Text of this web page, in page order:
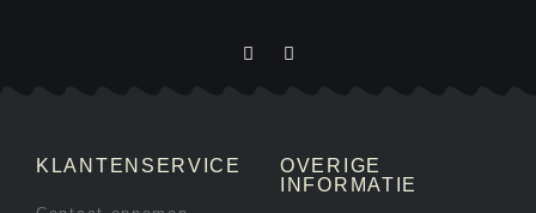
KLANTENSERVICE
OVERIGE
INFORMATIE